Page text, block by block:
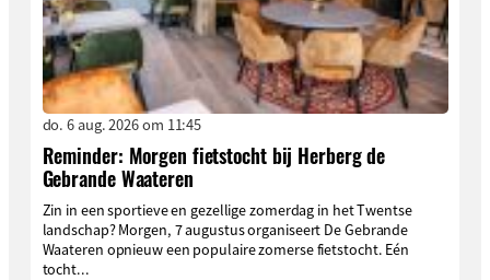
do. 6 aug. 2026 om 11:45
Reminder: Morgen fietstocht bij Herberg de
Gebrande Waateren
Zin in een sportieve en gezellige zomerdag in het Twentse
landschap? Morgen, 7 augustus organiseert De Gebrande
Waateren opnieuw een populaire zomerse fietstocht. Eén
tocht...